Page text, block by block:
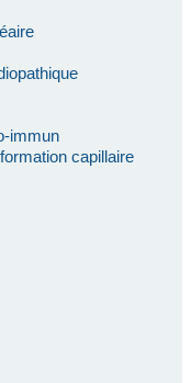
immun
capillaire